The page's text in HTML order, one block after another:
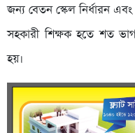
জন্য বেতন স্কেল নির্ধারন
সহকারী শিক্ষক হতে শত
হয়।